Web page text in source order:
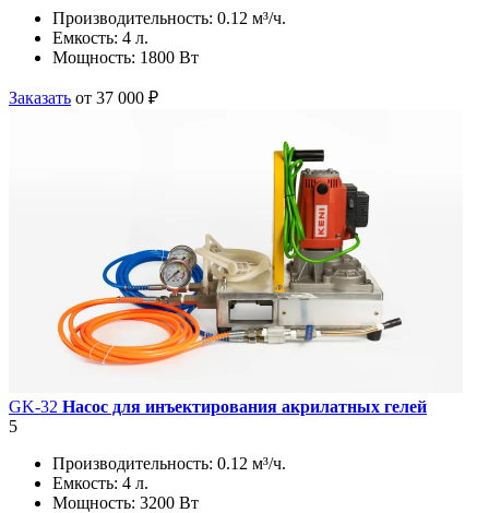
Производительность: 0.12 м³/ч.
Емкость: 4 л.
Мощность: 1800 Вт
Заказать от 37 000 ₽
GK-32 Насос для инъектирования акрилатных гелей
5
Производительность: 0.12 м³/ч.
Емкость: 4 л.
Мощность: 3200 Вт